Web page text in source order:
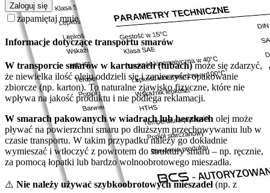
Zaloguj się
zapamiętaj mnie
Informacje dotyczące transportu smarów
W transporcie smarów w kartuszach (tubach)może się zdarzyć,
że niewielka ilość oleju oddzieli się i zanieczyści opakowanie
zbiorcze (np. karton). To naturalne zjawisko fizyczne, które nie
wpływa na jakość produktu i nie podlega reklamacji.
W smarach pakowanych w wiadrach lub beczkach olej może
pływać na powierzchni smaru po dłuższym przechowywaniu lub w
czasie transportu. W takim przypadku należy go dokładnie
wymieszać i wtłoczyć z powrotem do struktury smaru – np. ręcznie,
za pomocą łopatki lub bardzo wolnoobrotowego mieszadła.
⚠️ Nie należy używać szybkoobrotowych mieszadeł(np. z